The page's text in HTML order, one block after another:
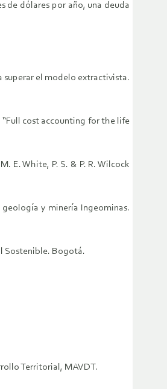
de dólares por año, una deuda
superar el modelo extractivista.
“Full cost accounting for the life
E. White, P. S. & P. R. Wilcock
y minería Ingeominas.
Sostenible. Bogotá.
Territorial, MAVDT.